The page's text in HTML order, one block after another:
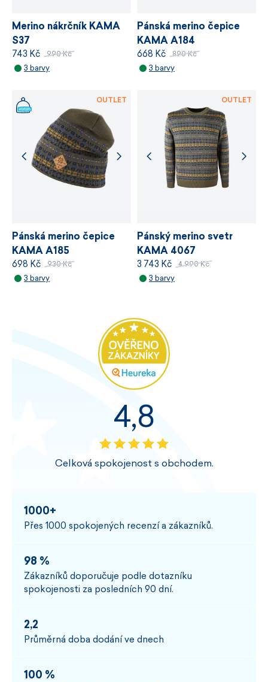
Merino nákrčník KAMA
S37
743 Kč 990 Kč
3 barvy
Pánská merino čepice
KAMA A184
668 Kč 890 Kč
3 barvy
Pánská merino čepice
KAMA A185
698 Kč 930 Kč
3 barvy
OUTLET
Pánský merino svetr
KAMA 4067
3 743 Kč 4 990 Kč
3 barvy
OUTLET
4,8
Celková spokojenost s obchodem.
1000+
Přes 1000 spokojených recenzí a zákazníků.
98 %
Zákazníků doporučuje podle dotazníku
spokojenosti za posledních 90 dní.
2,2
Průměrná doba dodání ve dnech
100 %